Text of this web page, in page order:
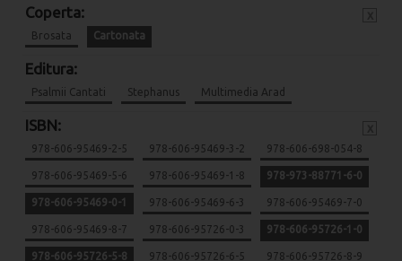
Coperta:
Brosata Cartonata
Editura:
Psalmii Cantati Stephanus Multimedia Arad
ISBN:
978-606-95469-2-5 978-606-95469-3-2 978-606-698-054-8
978-606-95469-5-6 978-606-95469-1-8 978-973-88771-6-0
978-606-95469-0-1 978-606-95469-6-3 978-606-95469-7-0
978-606-95469-8-7 978-606-95726-0-3 978-606-95726-1-0
978-606-95726-5-8 978-606-95726-6-5 978-606-95726-8-9